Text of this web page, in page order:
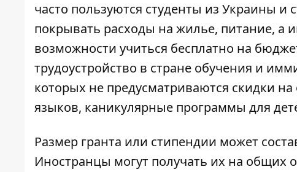
часто пользуются студенты из Украины и
покрывать расходы на жилье, питание, а
возможности учиться бесплатно на
трудоустройство в стране обучения и
которых не предусматриваются скидки
языков, каникулярные программы для
Размер гранта или стипендии может
Иностранцы могут получать их на общих